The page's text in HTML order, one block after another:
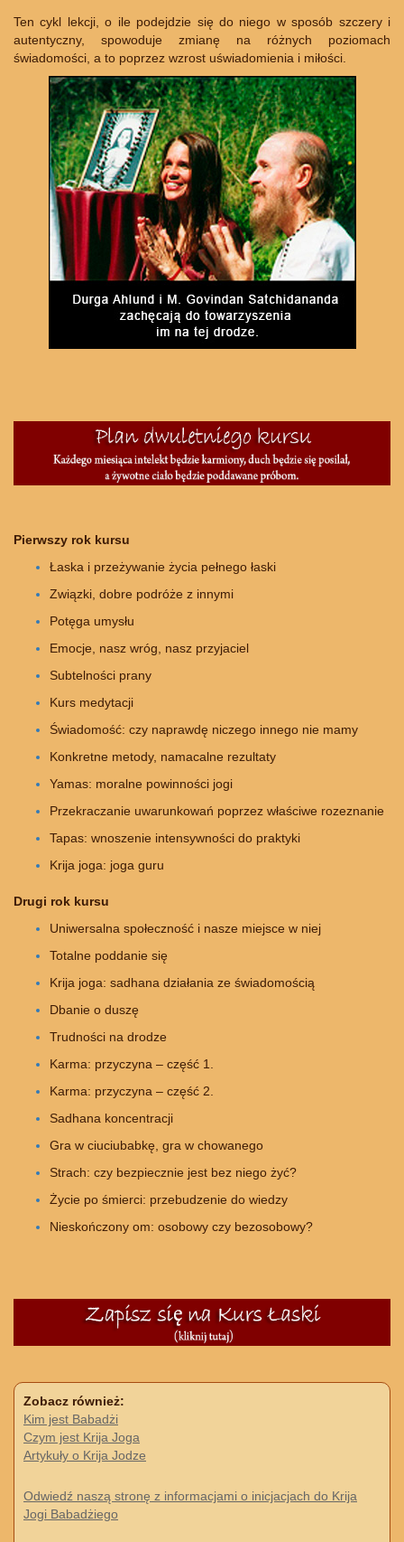
Ten cykl lekcji, o ile podejdzie się do niego w sposób szczery i
autentyczny, spowoduje zmianę na różnych poziomach
świadomości, a to poprzez wzrost uświadomienia i miłości.
Pierwszy rok kursu
Łaska i przeżywanie życia pełnego łaski
Związki, dobre podróże z innymi
Potęga umysłu
Emocje, nasz wróg, nasz przyjaciel
Subtelności prany
Kurs medytacji
Świadomość: czy naprawdę niczego innego nie mamy
Konkretne metody, namacalne rezultaty
Yamas: moralne powinności jogi
Przekraczanie uwarunkowań poprzez właściwe rozeznanie
Tapas: wnoszenie intensywności do praktyki
Krija joga: joga guru
Drugi rok kursu
Uniwersalna społeczność i nasze miejsce w niej
Totalne poddanie się
Krija joga: sadhana działania ze świadomością
Dbanie o duszę
Trudności na drodze
Karma: przyczyna – część 1.
Karma: przyczyna – część 2.
Sadhana koncentracji
Gra w ciuciubabkę, gra w chowanego
Strach: czy bezpiecznie jest bez niego żyć?
Życie po śmierci: przebudzenie do wiedzy
Nieskończony om: osobowy czy bezosobowy?
Zobacz również:
Kim jest Babadżi
Czym jest Krija Joga
Artykuły o Krija Jodze
Odwiedź naszą stronę z informacjami o inicjacjach do Krija
Jogi Babadżiego